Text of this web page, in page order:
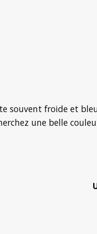
souvent froide et
une belle